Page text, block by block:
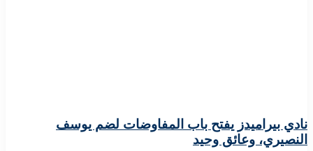
نادي بيراميدز يفتح باب المفاوضات لضم يوسف
النصيري، وعائق وحيد